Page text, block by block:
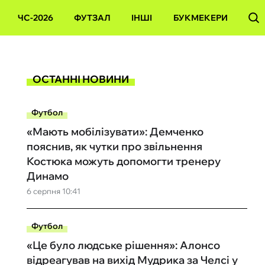
ЧС-2026 ФУТЗАЛ ІНШІ БУКМЕКЕРИ
ОСТАННІ НОВИНИ
Футбол
6 серпня 10:41
«Мають мобілізувати»: Демченко
пояснив, як чутки про звільнення
Костюка можуть допомогти тренеру
Динамо
Футбол
«Це було людське рішення»: Алонсо
відреагував на вихід Мудрика за Челсі у